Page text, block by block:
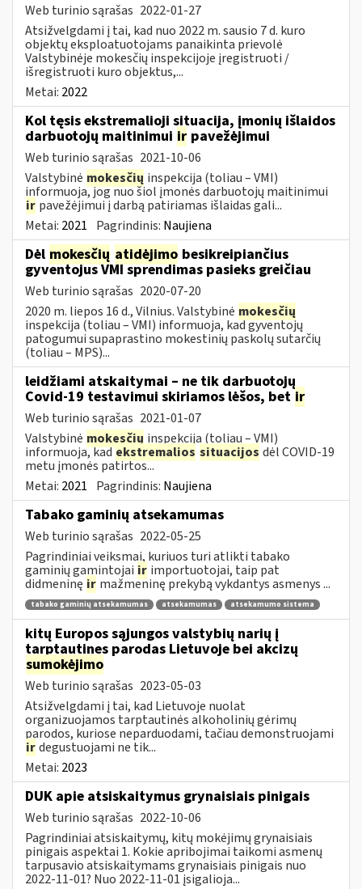
Web turinio sąrašas 2022-01-27
Atsižvelgdami į tai, kad nuo 2022 m. sausio 7 d. kuro
objektų eksploatuotojams panaikinta prievolė
Valstybinėje mokesčių inspekcijoje įregistruoti /
išregistruoti kuro objektus,...
Metai: 2022
Kol tęsis ekstremalioji situacija, įmonių išlaidos
darbuotojų maitinimui ir pavežėjimui
Web turinio sąrašas 2021-10-06
Valstybinė mokesčių inspekcija (toliau – VMI)
informuoja, jog nuo šiol įmonės darbuotojų maitinimui
ir pavežėjimui į darbą patiriamas išlaidas gali...
Metai: 2021 Pagrindinis: Naujiena
Dėl mokesčių atidėjimo besikreipiančius
gyventojus VMI sprendimas pasieks greičiau
Web turinio sąrašas 2020-07-20
2020 m. liepos 16 d., Vilnius. Valstybinė mokesčių
inspekcija (toliau – VMI) informuoja, kad gyventojų
patogumui supaprastino mokestinių paskolų sutarčių
(toliau – MPS)...
leidžiami atskaitymai – ne tik darbuotojų
Covid-19 testavimui skiriamos lėšos, bet ir
Web turinio sąrašas 2021-01-07
Valstybinė mokesčių inspekcija (toliau – VMI)
informuoja, kadekstremalios situacijos dėl COVID-19
metu įmonės patirtos...
Metai: 2021 Pagrindinis: Naujiena
Tabako gaminių atsekamumas
Web turinio sąrašas 2022-05-25
Pagrindiniai veiksmai, kuriuos turi atlikti tabako
gaminių gamintojai ir importuotojai, taip pat
didmeninę ir mažmeninę prekybą vykdantys asmenys ...
tabako gaminių atsekamumas atsekamumas atsekamumo sistema
kitų Europos sąjungos valstybių narių į
tarptautines parodas Lietuvoje bei akcizų
sumokėjimo
Web turinio sąrašas 2023-05-03
Atsižvelgdami į tai, kad Lietuvoje nuolat
organizuojamos tarptautinės alkoholinių gėrimų
parodos, kuriose neparduodami, tačiau demonstruojami
irdegustuojami ne tik...
Metai: 2023
DUK apie atsiskaitymus grynaisiais pinigais
Web turinio sąrašas 2022-10-06
Pagrindiniai atsiskaitymų, kitų mokėjimų grynaisiais
pinigais aspektai 1. Kokie apribojimai taikomi asmenų
tarpusavio atsiskaitymams grynaisiais pinigais nuo
2022-11-01? Nuo 2022-11-01 įsigalioja...